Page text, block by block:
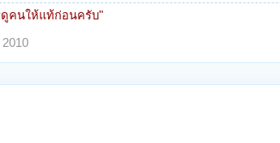
ดูคนให้แท้ก่อนครับ"